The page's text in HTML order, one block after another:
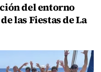
del entorno
las Fiestas de La